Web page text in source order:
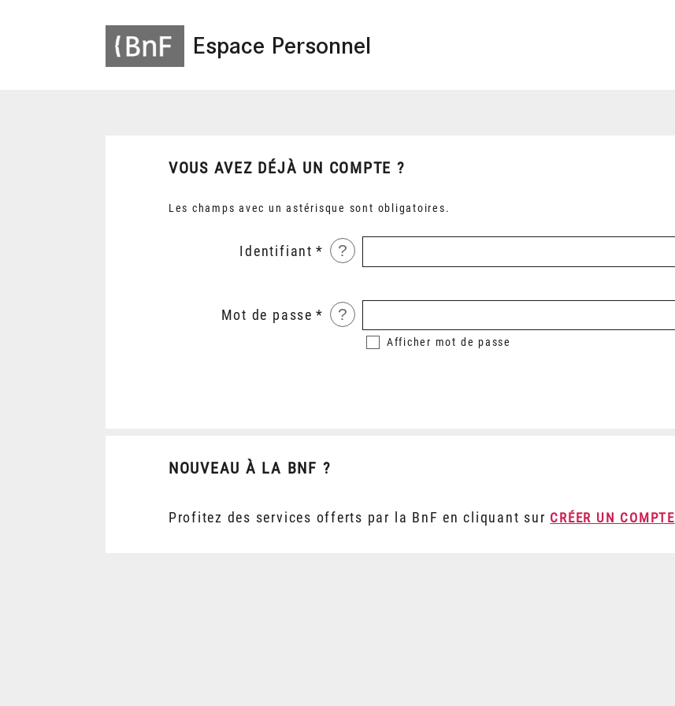
Espace Personnel
VOUS AVEZ DÉJÀ UN COMPTE ?
Les champs avec un astérisque sont obligatoires.
Identifiant ?
Mot de passe ?
Afficher mot de passe
NOUVEAU À LA BNF ?
Profitez des services offerts par la BnF en cliquant sur CRÉER UN COMPTE